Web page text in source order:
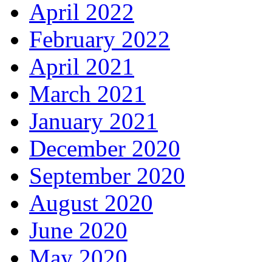
April 2022
February 2022
April 2021
March 2021
January 2021
December 2020
September 2020
August 2020
June 2020